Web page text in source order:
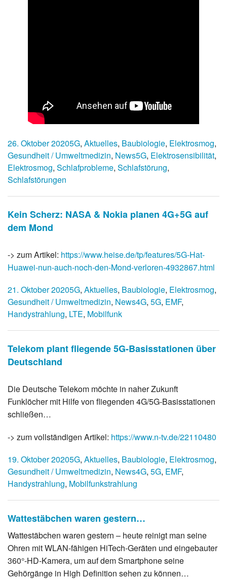
26. Oktober 20205G, Aktuelles, Baubiologie, Elektrosmog,
Gesundheit / Umweltmedizin, News5G, Elektrosensibilität,
Elektrosmog, Schlafprobleme, Schlafstörung,
Schlafstörungen
Kein Scherz: NASA & Nokia planen 4G+5G auf
dem Mond
-> zum Artikel: https://www.heise.de/tp/features/5G-Hat-
Huawei-nun-auch-noch-den-Mond-verloren-4932867.html
21. Oktober 20205G, Aktuelles, Baubiologie, Elektrosmog,
Gesundheit / Umweltmedizin, News4G, 5G, EMF,
Handystrahlung, LTE, Mobilfunk
Telekom plant fliegende 5G-Basisstationen über
Deutschland
Die Deutsche Telekom möchte in naher Zukunft
Funklöcher mit Hilfe von fliegenden 4G/5G-Basisstationen
schließen…
-> zum vollständigen Artikel: https://www.n-tv.de/22110480
19. Oktober 20205G, Aktuelles, Baubiologie, Elektrosmog,
Gesundheit / Umweltmedizin, News4G, 5G, EMF,
Handystrahlung, Mobilfunkstrahlung
Wattestäbchen waren gestern…
Wattestäbchen waren gestern – heute reinigt man seine
Ohren mit WLAN-fähigen HiTech-Geräten und eingebauter
360°-HD-Kamera, um auf dem Smartphone seine
Gehörgänge in High Definition sehen zu können…